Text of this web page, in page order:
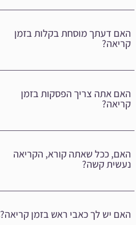
האם דעתך מוסחת בקלות בזמן
קריאה?
האם אתה צריך הפסקות בזמן
קריאה?
האם, ככל שאתה קורא, הקריאה
נעשית קשה?
האם יש לך כאבי ראש בזמן קריאה?